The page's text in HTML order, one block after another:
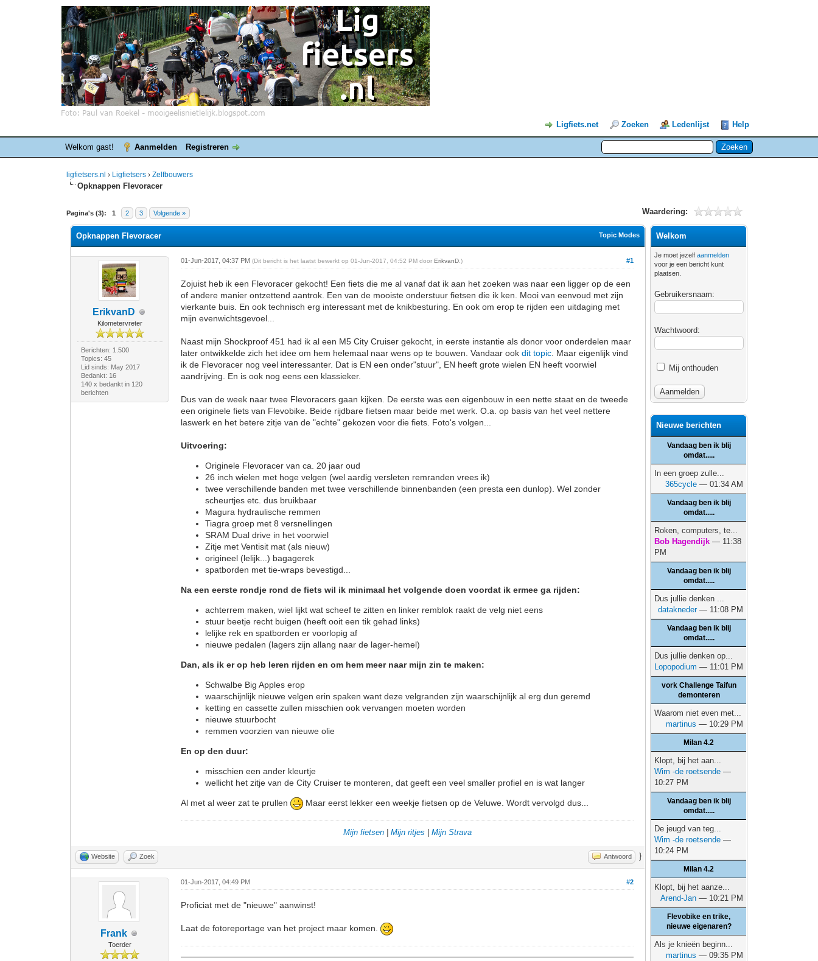
Ligfiets.net Zoeken Ledenlijst Help
Welkom gast! Aanmelden Registreren
ligfietsers.nl › Ligfietsers ›Zelfbouwers
Opknappen Flevoracer
Pagina's (3): 1 2 3 Volgende » Waardering:
0 stemmen - gemiddelde waardering is 0
1
2
3
4
5
Topic Modes
Opknappen Flevoracer
ErikvanD
Kilometervreter
Berichten: 1.500
Topics: 45
Lid sinds: May 2017
Bedankt: 16
140 x bedankt in 120
berichten
#1
01-Jun-2017, 04:37 PM(Dit bericht is het laatst bewerkt op 01-Jun-2017, 04:52 PM doorErikvanD .)
Zojuist heb ik een Flevoracer gekocht! Een fiets die me al vanaf dat ik aan het zoeken was naar een ligger op de een
of andere manier ontzettend aantrok. Een van de mooiste onderstuur fietsen die ik ken. Mooi van eenvoud met zijn
vierkante buis. En ook technisch erg interessant met de knikbesturing. En ook om erop te rijden een uitdaging met
mijn evenwichtsgevoel...
Naast mijn Shockproof 451 had ik al een M5 City Cruiser gekocht, in eerste instantie als donor voor onderdelen maar
later ontwikkelde zich het idee om hem helemaal naar wens op te bouwen. Vandaar ookdit topic . Maar eigenlijk vind
ik de Flevoracer nog veel interessanter. Dat is EN een onder"stuur", EN heeft grote wielen EN heeft voorwiel
aandrijving. En is ook nog eens een klassieker.
Dus van de week naar twee Flevoracers gaan kijken. De eerste was een eigenbouw in een nette staat en de tweede
een originele fiets van Flevobike. Beide rijdbare fietsen maar beide met werk. O.a. op basis van het veel nettere
laswerk en het betere zitje van de "echte" gekozen voor die fiets. Foto's volgen...
Uitvoering:
Originele Flevoracer van ca. 20 jaar oud
26 inch wielen met hoge velgen (wel aardig versleten remranden vrees ik)
twee verschillende banden met twee verschillende binnenbanden (een presta een dunlop). Wel zonder
scheurtjes etc. dus bruikbaar
Magura hydraulische remmen
Tiagra groep met 8 versnellingen
SRAM Dual drive in het voorwiel
Zitje met Ventisit mat (als nieuw)
origineel (lelijk...) bagagerek
spatborden met tie-wraps bevestigd...
Na een eerste rondje rond de fiets wil ik minimaal het volgende doen voordat ik ermee ga rijden:
achterrem maken, wiel lijkt wat scheef te zitten en linker remblok raakt de velg niet eens
stuur beetje recht buigen (heeft ooit een tik gehad links)
lelijke rek en spatborden er voorlopig af
nieuwe pedalen (lagers zijn allang naar de lager-hemel)
Dan, als ik er op heb leren rijden en om hem meer naar mijn zin te maken:
Schwalbe Big Apples erop
waarschijnlijk nieuwe velgen erin spaken want deze velgranden zijn waarschijnlijk al erg dun geremd
ketting en cassette zullen misschien ook vervangen moeten worden
nieuwe stuurbocht
remmen voorzien van nieuwe olie
En op den duur:
misschien een ander kleurtje
wellicht het zitje van de City Cruiser te monteren, dat geeft een veel smaller profiel en is wat langer
Al met al weer zat te prullen Maar eerst lekker een weekje fietsen op de Veluwe. Wordt vervolgd dus...
Mijn fietsen| Mijn ritjes Mijn Strava
Website Zoek Antwoord }
Frank
Toerder
#2
01-Jun-2017, 04:49 PM
Proficiat met de "nieuwe" aanwinst!
Laat de fotoreportage van het project maar komen.
Welkom
Je moet jezelfaanmelden
voor je een bericht kunt
plaatsen.
Gebruikersnaam:
Wachtwoord:
Mij onthouden
Nieuwe berichten
Vandaag ben ik blij
omdat.....
In een groep zulle...
365cycle — 01:34 AM
Vandaag ben ik blij
omdat.....
Roken, computers, te...
Bob Hagendijk — 11:38
PM
Vandaag ben ik blij
omdat.....
Dus jullie denken ...
datakneder— 11:08 PM
Vandaag ben ik blij
omdat.....
Dus jullie denken op...
Lopopodium — 11:01 PM
vork Challenge Taifun
demonteren
Waarom niet even met...
martinus — 10:29 PM
Milan 4.2
Klopt, bij het aan...
Wim -de roetsende —
10:27 PM
Vandaag ben ik blij
omdat.....
De jeugd van teg...
Wim -de roetsende —
10:24 PM
Milan 4.2
Klopt, bij het aanze...
Arend-Jan — 10:21 PM
Flevobike en trike,
nieuwe eigenaren?
Als je knieën beginn...
martinus — 09:35 PM